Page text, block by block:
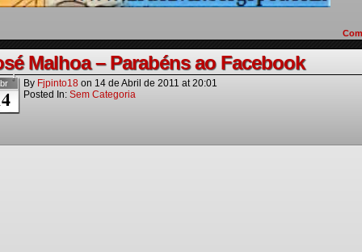
Malhoa – Parabéns ao Facebook
By Fjpinto18 on 14 de Abril de 2011 at20:01
Posted In: Sem Categoria